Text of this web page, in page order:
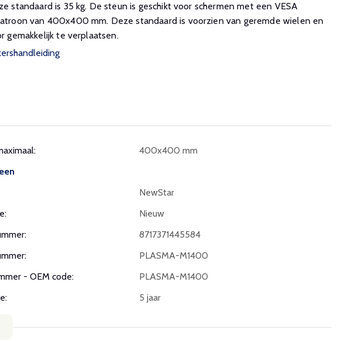
standaard is 35 kg. De steun is geschikt voor schermen met een VESA
van 400x400 mm. Deze standaard is voorzien van geremde wielen en
gemakkelijk te verplaatsen.
400x400 mm
NewStar
Nieuw
8717371445584
PLASMA-M1400
- OEM code:
PLASMA-M1400
5 jaar